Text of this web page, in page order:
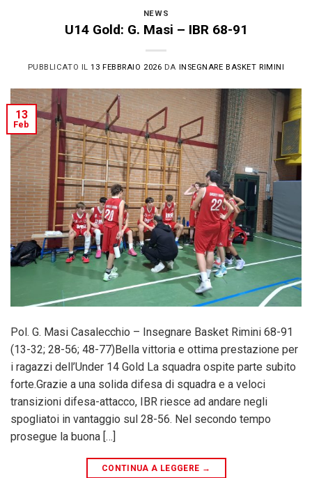
NEWS
U14 Gold: G. Masi – IBR 68-91
PUBBLICATO IL13 FEBBRAIO 2026 DA INSEGNARE BASKET RIMINI
13
Feb
Pol. G. Masi Casalecchio – Insegnare Basket Rimini 68-91
(13-32; 28-56; 48-77)Bella vittoria e ottima prestazione per
i ragazzi dell’Under 14 Gold La squadra ospite parte subito
forte.Grazie a una solida difesa di squadra e a veloci
transizioni difesa-attacco, IBR riesce ad andare negli
spogliatoi in vantaggio sul 28-56. Nel secondo tempo
prosegue la buona […]
CONTINUA A LEGGERE →